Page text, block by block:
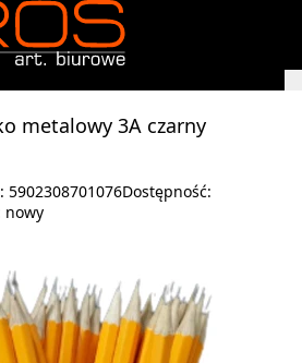
metalowy 3A czarny
5902308701076Dostępność:
nowy